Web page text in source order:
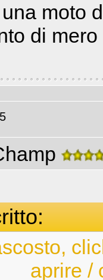
moto
di
aprire /